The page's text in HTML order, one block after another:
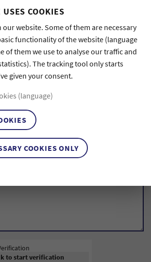
COOKIES
our website. Some of them are necessary
functionality of the website (language
of them we use to analyse our traffic and
The tracking tool only starts
given your consent.
(language)
COOKIES ONLY
einer redaktionellen Prüfung
nicht veröffentlicht)
to start verification